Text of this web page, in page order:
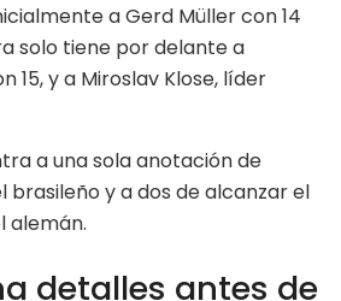
a Gerd Müller con 14
solo tiene por delante a
15, y a Miroslav Klose, líder
a una sola anotación de
brasileño y a dos de alcanzar el
alemán.
detalles antes de